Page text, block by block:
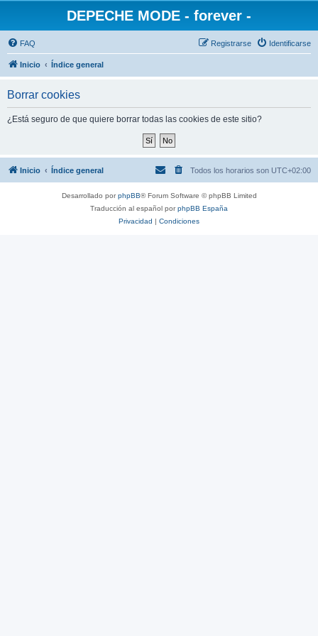
DEPECHE MODE - forever -
FAQ Identificarse
Registrarse
Inicio Índice general
Borrar cookies
¿Está seguro de que quiere borrar todas las cookies de este sitio?
Inicio Índice general Todos los horarios son UTC+02:00
Desarrollado porphpBB® Forum Software © phpBB Limited
Traducción al español porphpBB España
Privacidad | Condiciones